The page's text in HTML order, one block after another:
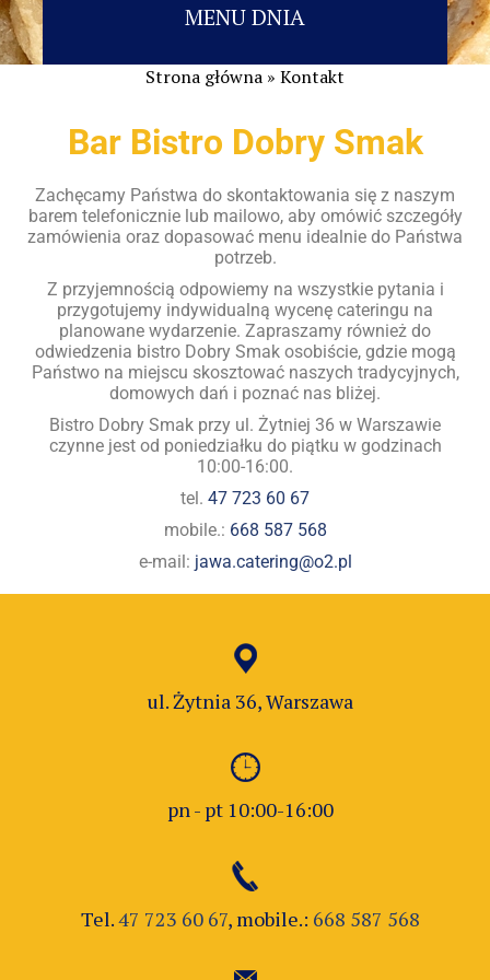
MENU DNIA
Strona główna » Kontakt
Bar Bistro Dobry Smak
Zachęcamy Państwa do skontaktowania się z naszym
barem telefonicznie lub mailowo, aby omówić szczegóły
zamówienia oraz dopasować menu idealnie do Państwa
potrzeb.
Z przyjemnością odpowiemy na wszystkie pytania i
przygotujemy indywidualną wycenę cateringu na
planowane wydarzenie. Zapraszamy również do
odwiedzenia bistro Dobry Smak osobiście, gdzie mogą
Państwo na miejscu skosztować naszych tradycyjnych,
domowych dań i poznać nas bliżej.
Bistro Dobry Smak przy ul. Żytniej 36 w Warszawie
czynne jest od poniedziałku do piątku w godzinach
10:00-16:00.
tel. 47 723 60 67
mobile.: 668 587 568
e-mail: jawa.catering@o2.pl
ul. Żytnia 36, Warszawa
pn - pt 10:00-16:00
Tel.47 723 60 67, mobile.: 668 587 568